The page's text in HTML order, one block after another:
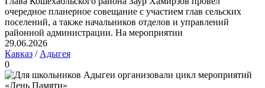
очередное планерное совещание с участием глав сельских
поселений, а также начальников отделов и управлений
районной администрации. На мероприятии
29.06.2026
Кавказ / Адыгея
0